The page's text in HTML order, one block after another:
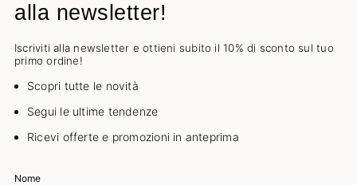
alla newsletter!
Iscriviti alla newsletter e ottieni subito il 10% di sconto sul tuo
primo ordine!
Scopri tutte le novità
Segui le ultime tendenze
Ricevi offerte e promozioni in anteprima